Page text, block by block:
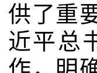
供了重
近平总